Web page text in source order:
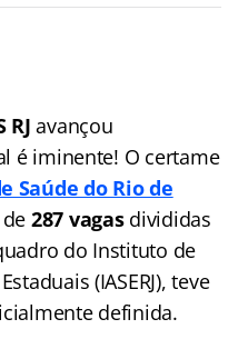
RJ avançou
é iminente! O certame
Saúde do Rio de
287 vagasdivididas
do Instituto de
(IASERJ), teve
definida.